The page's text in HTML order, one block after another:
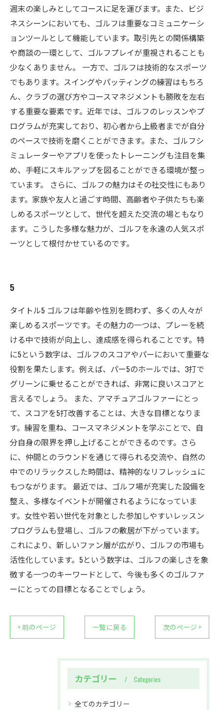
週末の楽しみとしてコースに足を運びます。また、ビジ
ネスシーンにおいても、ゴルフは重要なコミュニケーシ
ョンツールとして機能しています。取引先との関係構築
や商談の一環として、ゴルフプレイが重視されることも
少なくありません。 一方で、ゴルフは技術的なスポーツ
でもあります。スイングやパッティングの練習はもちろ
ん、クラブの選び方やコースマネジメントも勝敗を左右
する重要な要素です。近年では、ゴルフのレッスンやプ
ログラムが充実しており、初心者から上級者までが自分
のペースで技術を磨くことができます。また、ゴルフシ
ミュレーターやアプリを使ったトレーニングも注目を集
め、手軽にスキルアップを図ることができる環境が整っ
ています。 さらに、ゴルフの魅力はその社交性にもあり
ます。家族や友人と過ごす時間、高齢者や子供たちも楽
しめるスポーツとして、世代を超えた交流の場ともなり
ます。こうした多様な魅力が、ゴルフを永遠の人気スポ
ーツとして根付かせているのです。
5
タイトル5 ゴルフは年齢や性別を問わず、多くの人々が
楽しめるスポーツです。その魅力の一つは、プレーを続
ける中で技術が向上し、達成感を得られることです。特
に5という数字は、ゴルフのスコアやパーにおいて重要な
役割を果たします。例えば、パー5のホールでは、3打で
グリーンに乗せることができれば、非常に良いスコアと
言えるでしょう。 また、アマチュアゴルファーにとっ
て、スコアを5打改善することは、大きな目標となりま
す。練習を重ね、コースマネジメントを学ぶことで、自
分自身の限界を押し上げることができるのです。さら
に、仲間とのラウンドを通じて得られる交流や、自然の
中でのリラックスした時間は、精神的なリフレッシュに
もつながります。 最近では、ゴルフ場が充実した設備を
整え、多様なイベントが開催されるようになっていま
す。女性や若い世代を対象とした参加しやすいレッスン
プログラムも登場し、ゴルフの敷居が下がっています。
これにより、新しいファン層が広がり、ゴルフの市場も
活性化しています。5という数字は、ゴルフの楽しさを象
徴する一つのキーワードとして、今後も多くのゴルファ
ーにとっての目標となることでしょう。
< 前のページ 一覧に戻る 次のページ >
カテゴリー Categories
全てのカテゴリー